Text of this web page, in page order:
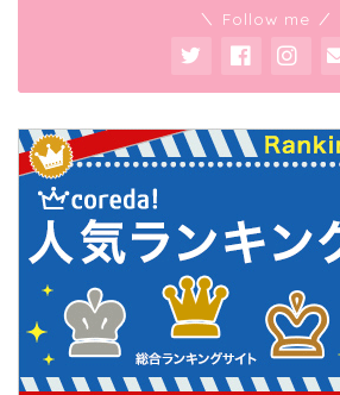
＼ Follow me ／